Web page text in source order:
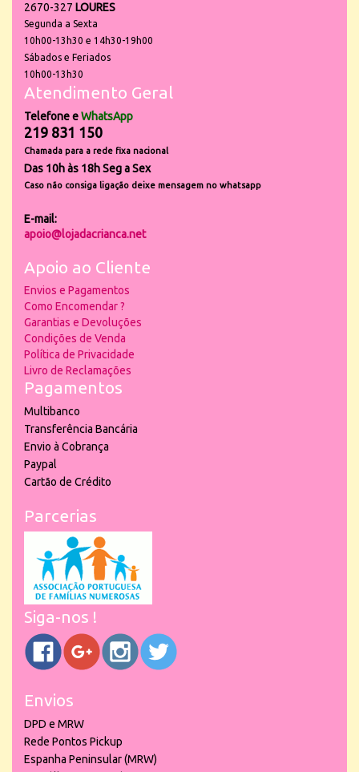
2670-327 LOURES
Segunda a Sexta
10h00-13h30 e 14h30-19h00
Sábados e Feriados
10h00-13h30
Atendimento Geral
Telefone eWhatsApp
219 831 150
Chamada para a rede fixa nacional
Das 10h às 18h Seg a Sex
Caso não consiga ligação deixe mensagem no whatsapp
E-mail:
apoio@lojadacrianca.net
Apoio ao Cliente
Envios e Pagamentos
Como Encomendar ?
Garantias e Devoluções
Condições de Venda
Política de Privacidade
Livro de Reclamações
Pagamentos
Multibanco
Transferência Bancária
Envio à Cobrança
Paypal
Cartão de Crédito
Parcerias
Siga-nos !
Envios
DPD e MRW
Rede Pontos Pickup
Espanha Peninsular (MRW)